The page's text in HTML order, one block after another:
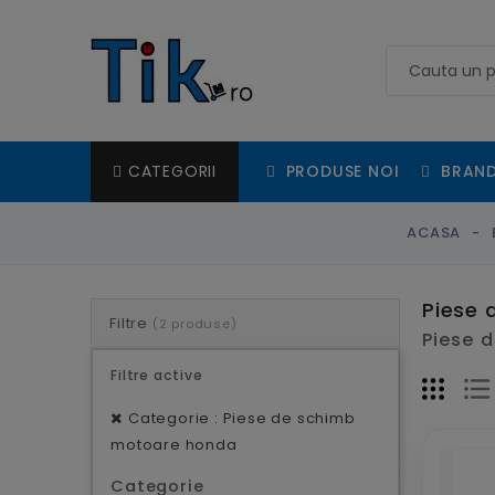
CATEGORII PRODUSE NOI
ACASA
Filtre (2 produse)
Filtre active
Categorie : Piese de schimb
motoare honda
Categorie
Piese
Piese